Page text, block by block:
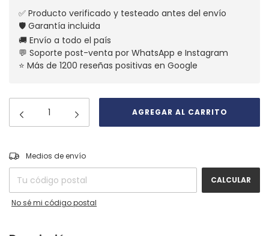
✅ Producto verificado y testeado antes del envío
🛡️ Garantía incluida
🚚 Envío a todo el país
💬 Soporte post-venta por WhatsApp e Instagram
⭐ Más de 1200 reseñas positivas en Google
Entregas para el CP:
Medios de envío
CALCULAR
No sé mi código postal